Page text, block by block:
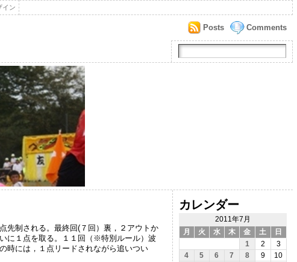
イン
Comments
Posts
先制される。最終回(７回）裏，２アウトか
に１点を取る。１１回（※特別ルール）波
時には，１点リードされながら追いつい
カレンダー
2011年7月
月
火 水 木 金 土 日
1 2
3
4
5 6 7 8 9
10